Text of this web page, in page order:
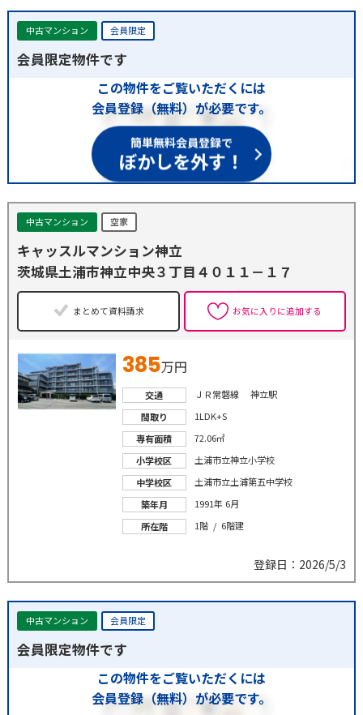
中古マンション 会員限定
会員限定物件です
この物件をご覧いただくには
会員登録（無料）が必要です。
簡単無料会員登録で
ぼかしを外す！
中古マンション 空家
キャッスルマンション神立
茨城県土浦市神立中央３丁目４０１１－１７
まとめて資料請求 お気に入りに追加する
385万円
交通
ＪＲ常磐線 神立駅
間取り
1LDK+S
専有面積
72.06㎡
小学校区
土浦市立神立小学校
中学校区
土浦市立土浦第五中学校
築年月
1991年 6月
所在階
1階 / 6階建
登録日：2026/5/3
中古マンション 会員限定
会員限定物件です
この物件をご覧いただくには
会員登録（無料）が必要です。